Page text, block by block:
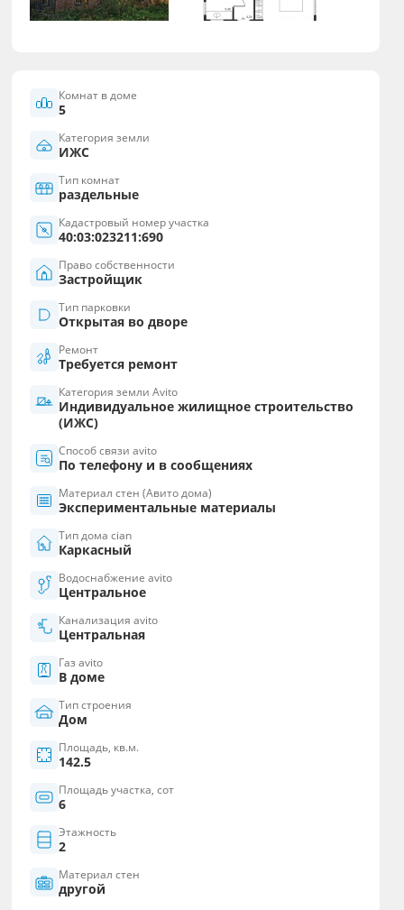
Комнат в доме
5
Категория земли
ИЖС
Тип комнат
раздельные
Кадастровый номер участка
40:03:023211:690
Право собственности
Застройщик
Тип парковки
Открытая во дворе
Ремонт
Требуется ремонт
Категория земли Avito
Индивидуальное жилищное строительство
(ИЖС)
Способ связи avito
По телефону и в сообщениях
Материал стен (Авито дома)
Экспериментальные материалы
Тип дома cian
Каркасный
Водоснабжение avito
Центральное
Канализация avito
Центральная
Газ avito
В доме
Тип строения
Дом
Площадь, кв.м.
142.5
Площадь участка, сот
6
Этажность
2
Материал стен
другой